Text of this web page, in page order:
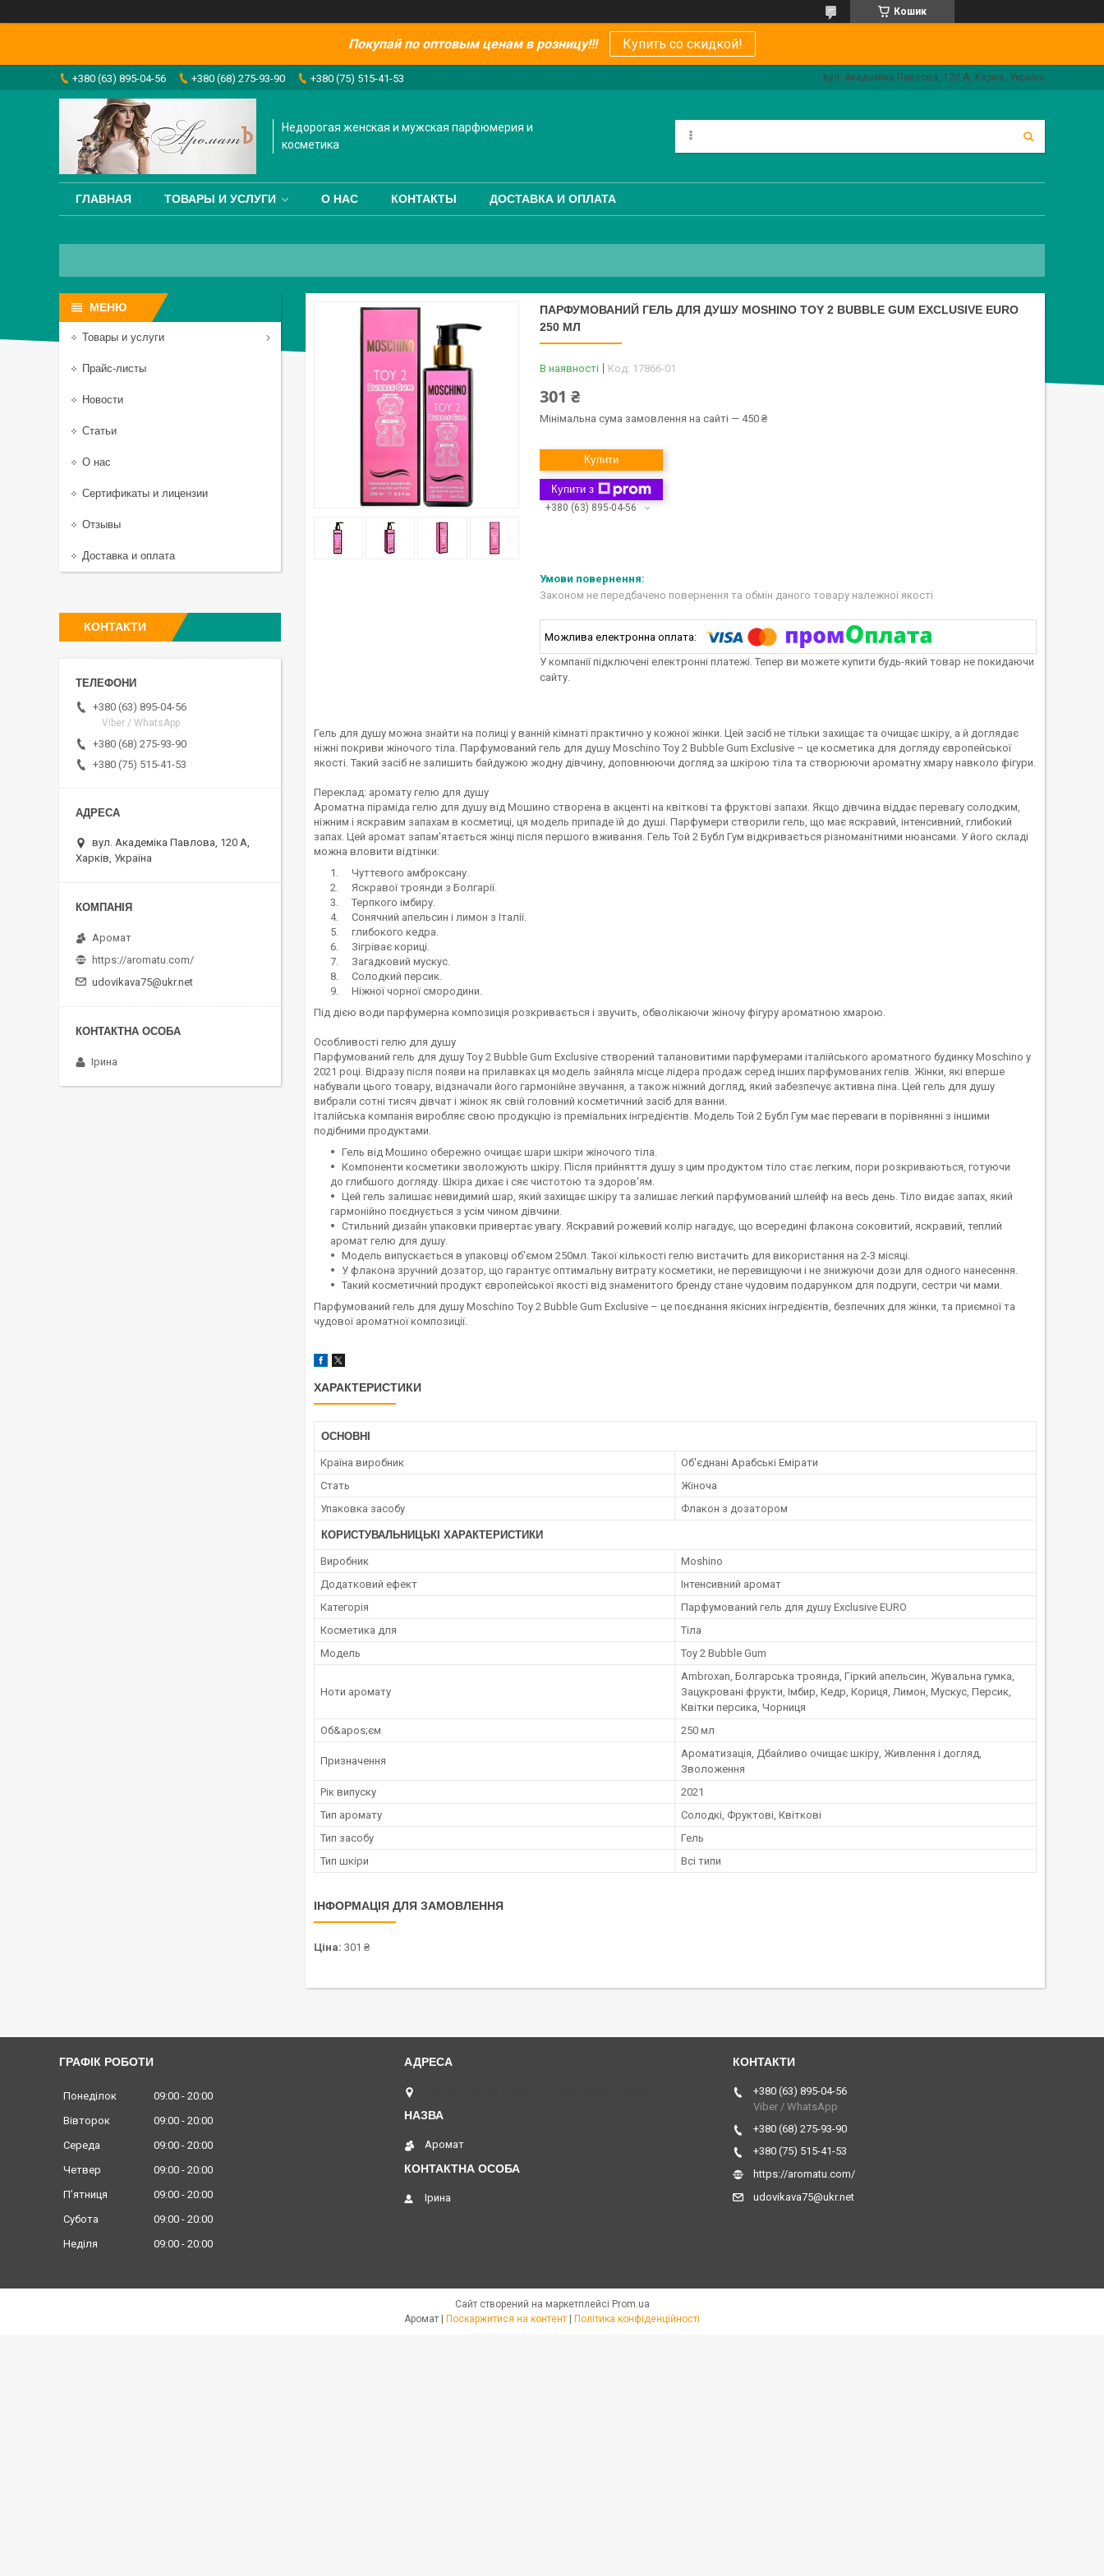
Кошик
Покупай по оптовым ценам в розницу!!! Купить со скидкой!
+380 (63) 895-04-56 +380 (68) 275-93-90 +380 (75) 515-41-53 вул. Академіка Павлова, 120 А, Харків, Україна
Недорогая женская и мужская парфюмерия и
косметика
ГЛАВНАЯ ТОВАРЫ И УСЛУГИ О НАС КОНТАКТЫ ДОСТАВКА И ОПЛАТА
ПАРФУМОВАНИЙ ГЕЛЬ ДЛЯ ДУШУ MOSHINO TOY 2 BUBBLE GUM EXCLUSIVE EURO
250 МЛ
В наявності Код: 17866-01
301 ₴
Мінімальна сума замовлення на сайті — 450 ₴
Купити
Купити з
+380 (63) 895-04-56
Законом не передбачено повернення та обмін даного товару належної якості
У компанії підключені електронні платежі. Тепер ви можете купити будь-який товар не покидаючи
сайту.
Гель для душу можна знайти на полиці у ванній кімнаті практично у кожної жінки. Цей засіб не тільки захищає та очищає шкіру, а й доглядає
ніжні покриви жіночого тіла. Парфумований гель для душу Moschino Toy 2 Bubble Gum Exclusive – це косметика для догляду європейської
якості. Такий засіб не залишить байдужою жодну дівчину, доповнюючи догляд за шкірою тіла та створюючи ароматну хмару навколо фігури.
Переклад: аромату гелю для душу
Ароматна піраміда гелю для душу від Мошино створена в акценті на квіткові та фруктові запахи. Якщо дівчина віддає перевагу солодким,
ніжним і яскравим запахам в косметиці, ця модель припаде їй до душі. Парфумери створили гель, що має яскравий, інтенсивний, глибокий
запах. Цей аромат запам'ятається жінці після першого вживання. Гель Той 2 Бубл Гум відкривається різноманітними нюансами. У його складі
можна вловити відтінки:
Чуттєвого амброксану.
Яскравої троянди з Болгарії.
Терпкого імбиру.
Сонячний апельсин і лимон з Італії.
глибокого кедра.
Зігріває кориці.
Загадковий мускус.
Солодкий персик.
Ніжної чорної смородини.
Під дією води парфумерна композиція розкривається і звучить, обволікаючи жіночу фігуру ароматною хмарою.
Особливості гелю для душу
Парфумований гель для душу Toy 2 Bubble Gum Exclusive створений талановитими парфумерами італійського ароматного будинку Moschino у
2021 році. Відразу після появи на прилавках ця модель зайняла місце лідера продаж серед інших парфумованих гелів. Жінки, які вперше
набували цього товару, відзначали його гармонійне звучання, а також ніжний догляд, який забезпечує активна піна. Цей гель для душу
вибрали сотні тисяч дівчат і жінок як свій головний косметичний засіб для ванни.
Італійська компанія виробляє свою продукцію із преміальних інгредієнтів. Модель Той 2 Бубл Гум має переваги в порівнянні з іншими
подібними продуктами.
Гель від Мошино обережно очищає шари шкіри жіночого тіла.
Компоненти косметики зволожують шкіру. Після прийняття душу з цим продуктом тіло стає легким, пори розкриваються, готуючи
до глибшого догляду. Шкіра дихає і сяє чистотою та здоров'ям.
Цей гель залишає невидимий шар, який захищає шкіру та залишає легкий парфумований шлейф на весь день. Тіло видає запах, який
гармонійно поєднується з усім чином дівчини.
Стильний дизайн упаковки привертає увагу. Яскравий рожевий колір нагадує, що всередині флакона соковитий, яскравий, теплий
аромат гелю для душу.
Модель випускається в упаковці об'ємом 250мл. Такої кількості гелю вистачить для використання на 2-3 місяці.
У флакона зручний дозатор, що гарантує оптимальну витрату косметики, не перевищуючи і не знижуючи дози для одного нанесення.
Такий косметичний продукт європейської якості від знаменитого бренду стане чудовим подарунком для подруги, сестри чи мами.
Парфумований гель для душу Moschino Toy 2 Bubble Gum Exclusive – це поєднання якісних інгредієнтів, безпечних для жінки, та приємної та
чудової ароматної композиції.
ХАРАКТЕРИСТИКИ
ОСНОВНІ
Країна виробник
Об'єднані Арабські Емірати
Стать
Жіноча
Упаковка засобу
Флакон з дозатором
КОРИСТУВАЛЬНИЦЬКІ ХАРАКТЕРИСТИКИ
Виробник
Moshino
Додатковий ефект
Інтенсивний аромат
Категорія
Парфумований гель для душу Exclusive EURO
Косметика для
Тіла
Мoдель
Toy 2 Bubble Gum
Ноти аромату
Ambroxan, Болгарська троянда, Гіркий апельсин, Жувальна гумка,
Зацукровані фрукти, Імбир, Кедр, Кориця, Лимон, Мускус, Персик,
Квітки персика, Чорниця
Об&apos;єм
250 мл
Призначення
Ароматизація, Дбайливо очищає шкіру, Живлення i догляд,
Зволоження
Рік випуску
2021
Тип аромату
Солодкі, Фруктові, Квіткові
Тип засобу
Гель
Тип шкіри
Всі типи
ІНФОРМАЦІЯ ДЛЯ ЗАМОВЛЕННЯ
Ціна: 301 ₴
Товары и услуги
Прайс-листы
Новости
Статьи
О нас
Сертификаты и лицензии
Отзывы
Доставка и оплата
КОНТАКТИ
+380 (63) 895-04-56
Viber / WhatsApp
+380 (68) 275-93-90
+380 (75) 515-41-53
вул. Академіка Павлова, 120 А,
Харків, Україна
Аромат
https://aromatu.com/
udovikava75@ukr.net
Ірина
ГРАФІК РОБОТИ
Понеділок 09:00
20:00
Вівторок
09:00
20:00
Середа
09:00
20:00
Четвер
09:00
20:00
Пʼятниця
09:00
20:00
Субота
09:00
20:00
Неділя
09:00 20:00
Аромат
Ірина
+380 (63) 895-04-56
Viber / WhatsApp
+380 (68) 275-93-90
+380 (75) 515-41-53
https://aromatu.com/
udovikava75@ukr.net
Сайт створений на маркетплейсі Prom.ua
Поскаржитися на контент Політика конфіденційності